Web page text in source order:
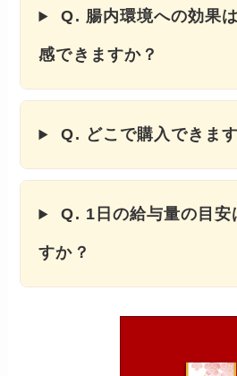
Q. 腸内環境への効果
感できますか？
Q. どこで購入できま
Q. 1日の給与量の目安
すか？